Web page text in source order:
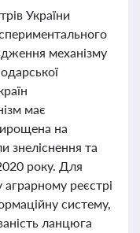
України
механізму
має
на
знеліснення та
року. Для
реєстрі
систему,
ланцюга